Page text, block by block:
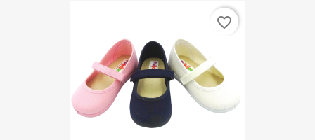
favorite_border